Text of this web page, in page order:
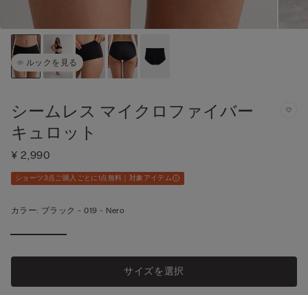
ルックを見る
シームレス マイクロファイバー
キュロット
¥ 2,990
ショーツ3点ご購入ごとに1点無料｜対象アイテム
カラー: ブラック -019 - Nero
サイズを選択